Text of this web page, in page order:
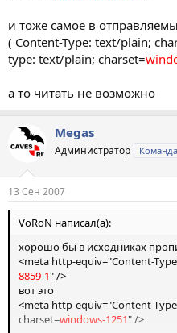
и тоже самое в
( Content-Type: text/plain;
type: text/plain; charset=
а то читать не возможно
Megas
Администратор
13 Сен 2007
VоRoN написал(а):
хорошо бы в исходниках
<meta http-equiv="Content-
8859-1" />
вот это
<meta http-equiv="Content-
charset=windows-1251" />